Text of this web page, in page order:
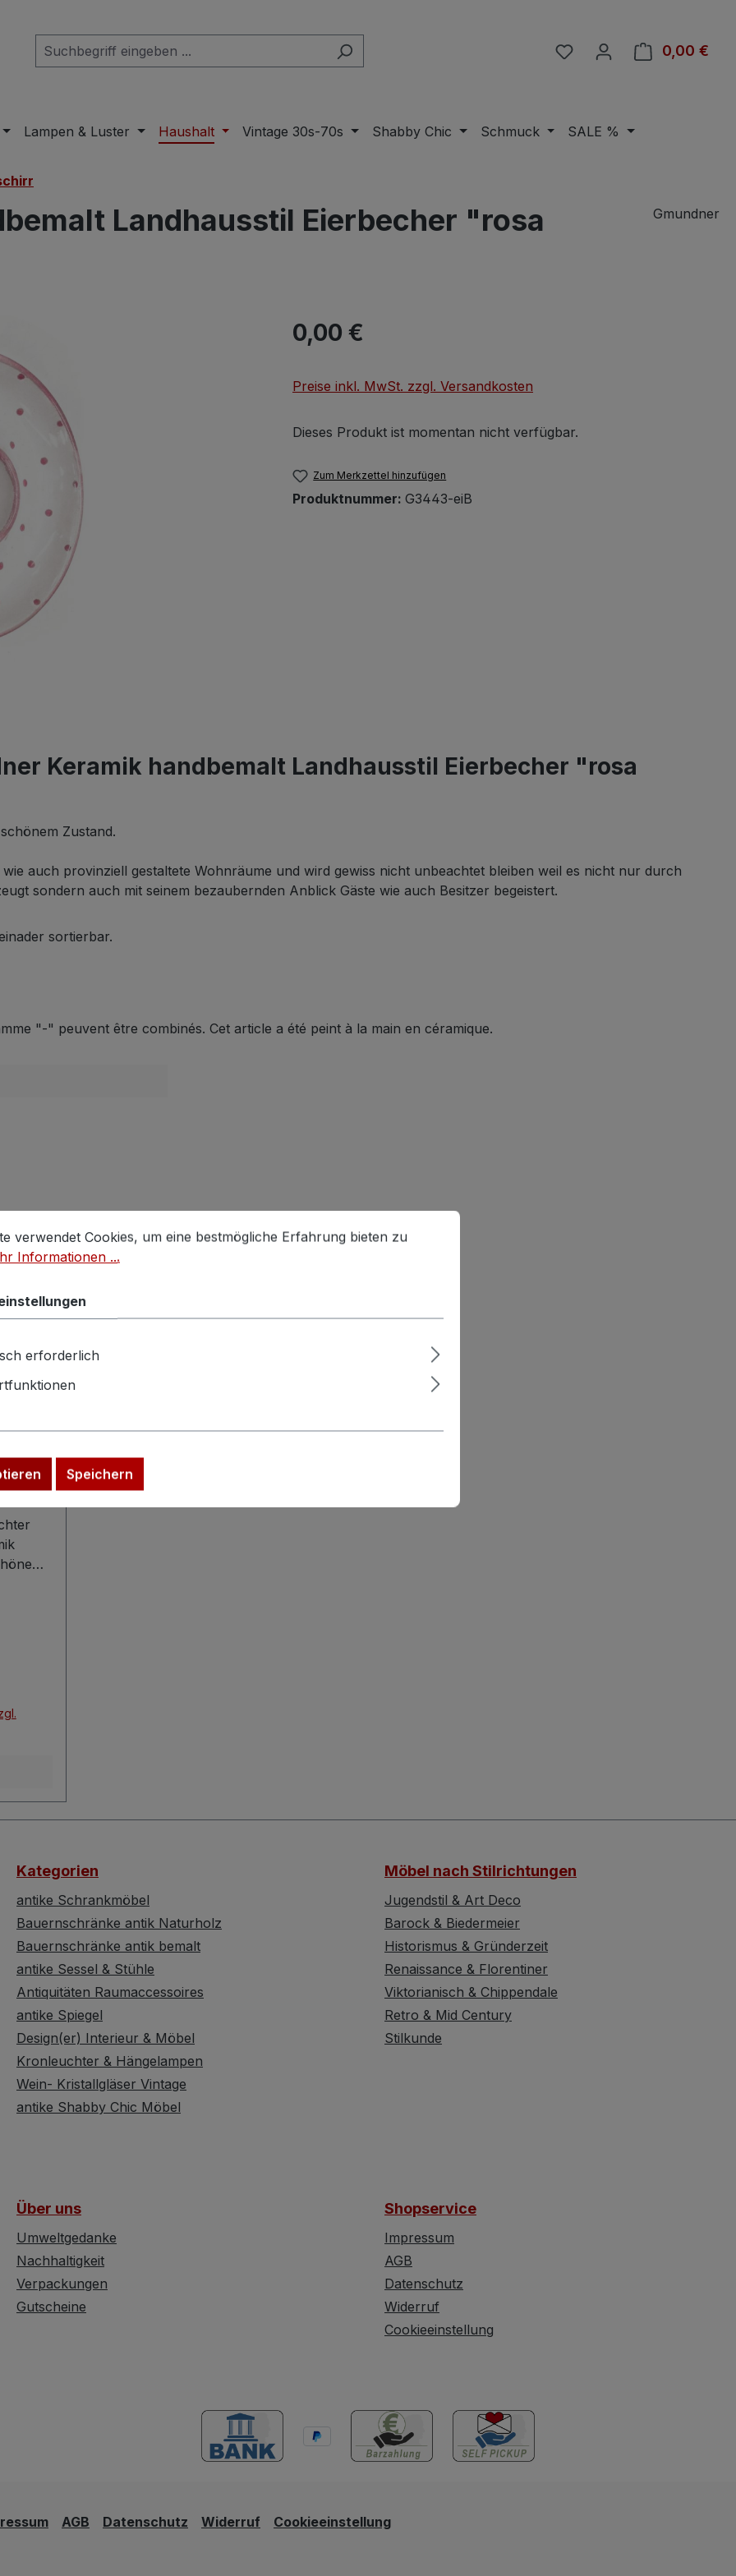
Du hast 0 Produkte auf
0,00 €
Lampen & Luster Haushalt Vintage 30s-70s Shabby Chic Schmuck SALE %
Landhausstil Eierbecher "rosa
Gmundner
Regulärer Preis:
0,00 €
Preise inkl. MwSt. zzgl. Versandkosten
Dieses Produkt ist momentan nicht verfügbar.
Zum Merkzettel hinzufügen
Produktnummer: G3443-eiB
Keramik handbemalt Landhausstil Eierbecher "rosa
Zustand.
auch provinziell gestaltete Wohnräume und wird gewiss nicht unbeachtet bleiben weil es nicht nur durch
sondern auch mit seinem bezaubernden Anblick Gäste wie auch Besitzer begeistert.
sortierbar.
"-" peuvent être combinés. Cet article a été peint à la main en céramique.
nur
seinem
de la
être
a
Kategorien
antike Schrankmöbel
Bauernschränke antik Naturholz
Bauernschränke antik bemalt
antike Sessel & Stühle
Antiquitäten Raumaccessoires
antike Spiegel
Design(er) Interieur & Möbel
Kronleuchter & Hängelampen
Wein- Kristallgläser Vintage
antike Shabby Chic Möbel
Möbel nach Stilrichtungen
Jugendstil & Art Deco
Barock & Biedermeier
Historismus & Gründerzeit
Renaissance & Florentiner
Viktorianisch & Chippendale
Retro & Mid Century
Stilkunde
Über uns
Umweltgedanke
Nachhaltigkeit
Verpackungen
Gutscheine
Shopservice
Impressum
AGB
Datenschutz
Widerruf
Cookieeinstellung
AGB Datenschutz Widerruf Cookieeinstellung
Cookies, um eine bestmögliche Erfahrung bieten zu können.
Mehr Informationen ...
verwendet Cookies, um eine bestmögliche Erfahrung bieten zu
Informationen ...
erforderlich
Speichern